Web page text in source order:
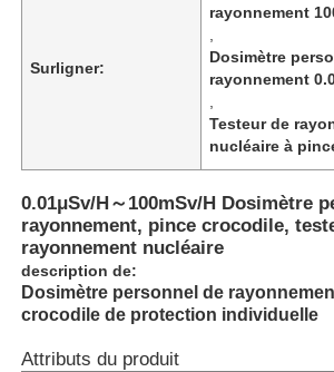
Surligner:
rayonnement
Dosimètre
rayonnement
Testeur de
nucléaire à
0.01μSv/H～100mSv/H Dosimètre
rayonnement, pince crocodile,
rayonnement nucléaire
description de:
Dosimètre personnel de
crocodile de protection individuelle
Attributs du produit